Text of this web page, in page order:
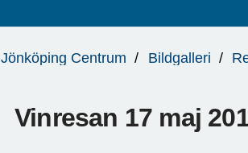
Jönköping Centrum Bildgalleri
Vinresan 17 maj